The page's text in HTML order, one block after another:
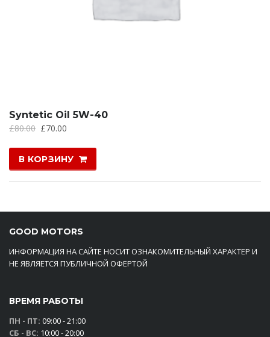
Syntetic Oil 5W-40
£80.00 £70.00
В КОРЗИНУ
GOOD MOTORS
ИНФОРМАЦИЯ НА САЙТЕ НОСИТ ОЗНАКОМИТЕЛЬНЫЙ ХАРАКТЕР И
НЕ ЯВЛЯЕТСЯ ПУБЛИЧНОЙ ОФЕРТОЙ
ВРЕМЯ РАБОТЫ
ПН - ПТ: 09:00 - 21:00
СБ - ВС: 10:00 - 20:00